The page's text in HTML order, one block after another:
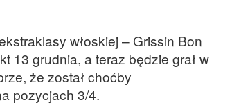
włoskiej – Grissin Bon
13 grudnia, a teraz będzie grał w
że został choćby
pozycjach 3/4.